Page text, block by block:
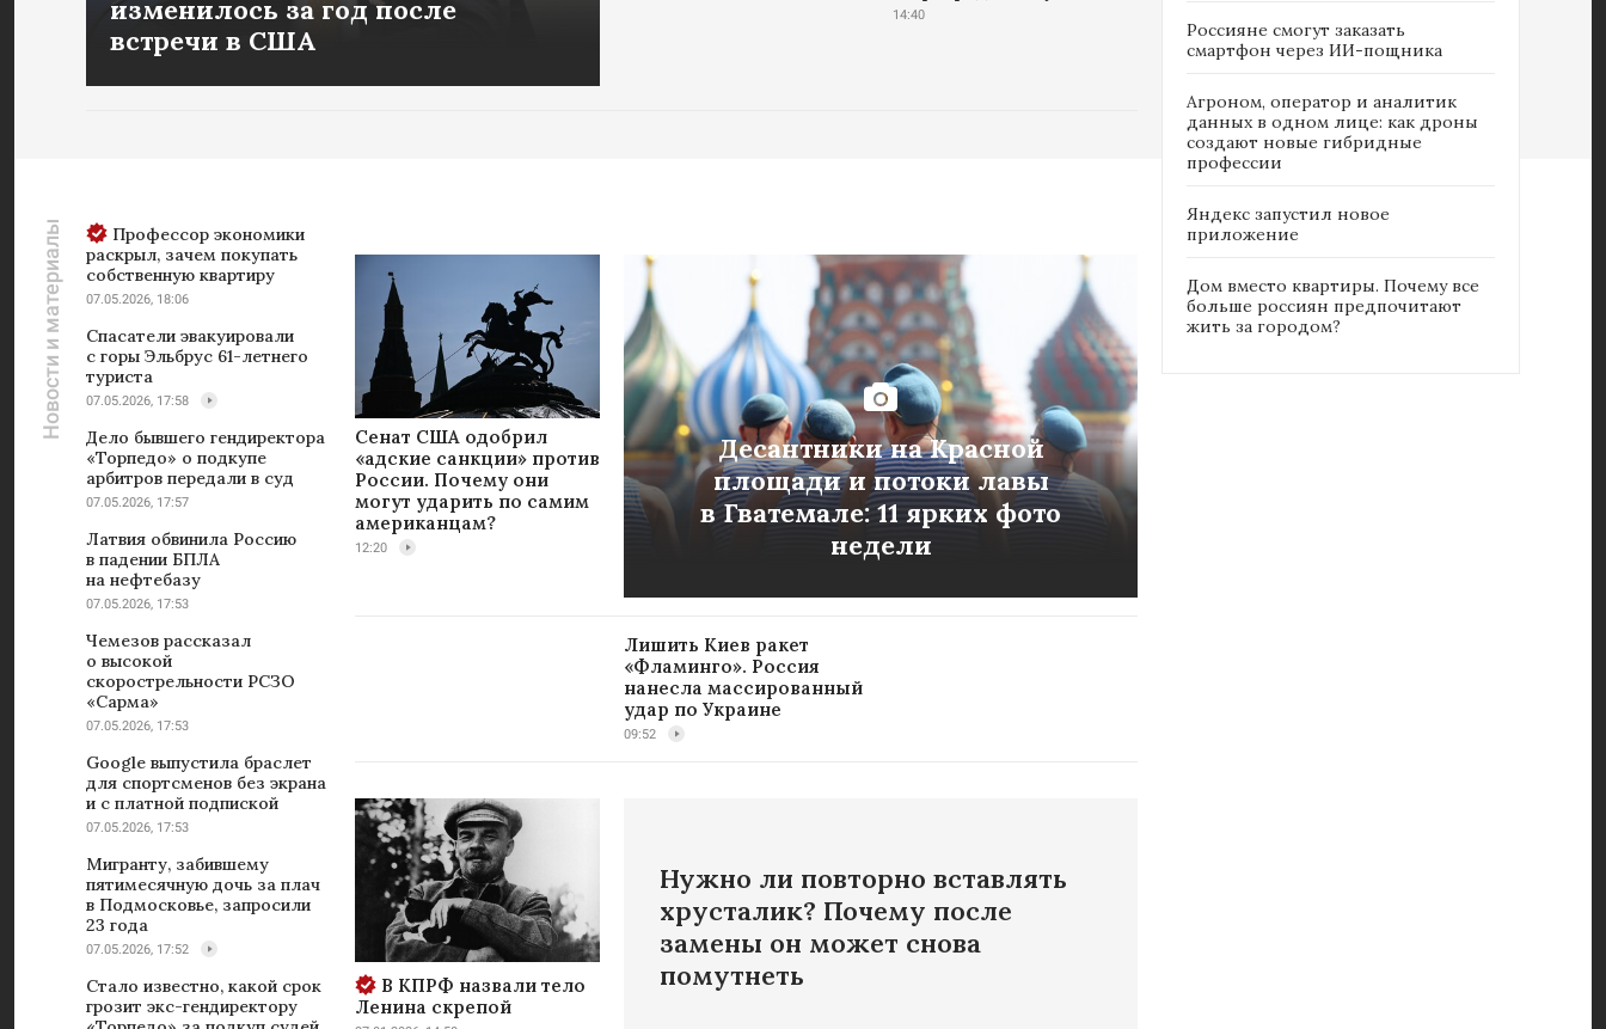
изменилось за год после
встречи в США
14:40
Новости и материалы
Профессор экономики
раскрыл, зачем покупать
собственную квартиру
07.05.2026, 18:06
Спасатели эвакуировали
с горы Эльбрус 61-летнего
туриста
07.05.2026, 17:58
Дело бывшего гендиректора
«Торпедо» о подкупе
арбитров передали в суд
07.05.2026, 17:57
Латвия обвинила Россию
в падении БПЛА
на нефтебазу
07.05.2026, 17:53
Чемезов рассказал
о высокой
скорострельности РСЗО
«Сарма»
07.05.2026, 17:53
Google выпустила браслет
для спортсменов без экрана
и с платной подпиской
07.05.2026, 17:53
Мигранту, забившему
пятимесячную дочь за плач
в Подмосковье, запросили
23 года
07.05.2026, 17:52
Стало известно, какой срок
грозит экс-гендиректору
Сенат США одобрил
«адские санкции» против
России. Почему они
могут ударить по самим
американцам?
12:20
Десантники на Красной
площади и потоки лавы
в Гватемале: 11 ярких фото
недели
Лишить Киев ракет
«Фламинго». Россия
нанесла массированный
удар по Украине
09:52
В КПРФ назвали тело
Ленина скрепой
Нужно ли повторно вставлять
хрусталик? Почему после
замены он может снова
помутнеть
Россияне cмогут заказать
смартфон через ИИ-пощника
Агроном, оператор и аналитик
данных в одном лице: как дроны
создают новые гибридные
профессии
Яндекс запустил новое
приложение
Дом вместо квартиры. Почему все
больше россиян предпочитают
жить за городом?